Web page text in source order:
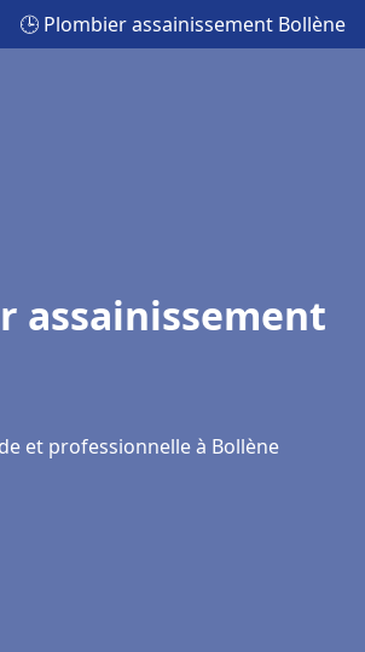
🕒 Plombier assainissement Bollène
assainissement
et professionnelle à Bollène